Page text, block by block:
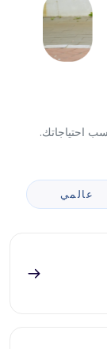
احتياجاتك.
عالمي